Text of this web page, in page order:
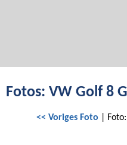
Fotos: VW Golf 8
<< Voriges Foto |